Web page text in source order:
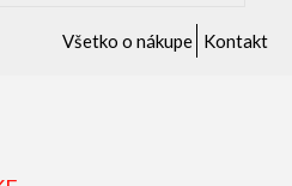
Všetko o nákupe Kontakt